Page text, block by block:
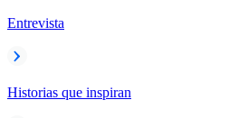
Entrevista
Historias que inspiran